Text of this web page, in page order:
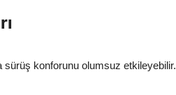
sürüş konforunu olumsuz etkileyebilir.